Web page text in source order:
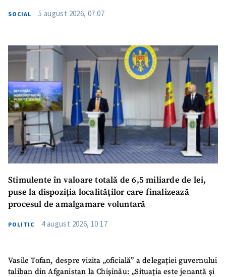
SOCIAL 5 august 2026, 07:07
Stimulente în valoare totală de 6,5 miliarde de lei,
puse la dispoziția localităților care finalizează
procesul de amalgamare voluntară
POLITIC 4 august 2026, 10:17
Vasile Tofan, despre vizita „oficială” a delegației guvernului
taliban din Afganistan la Chișinău: „Situația este jenantă și